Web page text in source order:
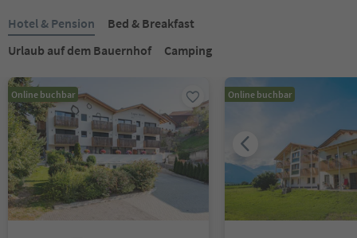
Hotel & Pension
Bed & Breakfast
Urlaub auf dem Bauernhof
Camping
Online buchbar Online buchbar